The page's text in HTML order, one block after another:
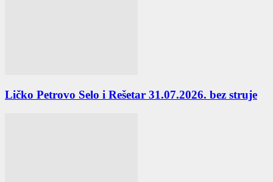
Ličko Petrovo Selo i Rešetar 31.07.2026. bez struje